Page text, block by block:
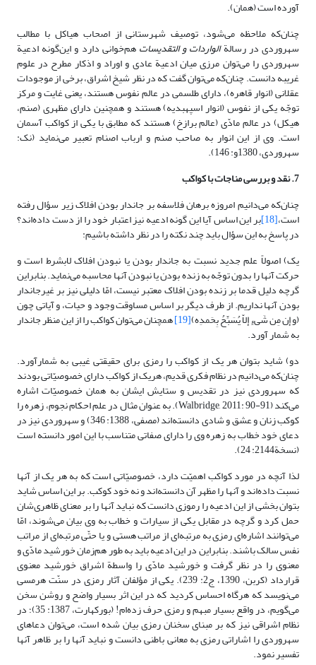
آورده است (همان).
چنان‌که ملاحظه می‌شود، توصیف شهرستانی از اصحاب هیاکل با مطالب
سهروردی در رسالةالواردات و التقدیساتهم‌خوانی دارد و این‌گونه ادعیة
سهروردی را می‌توان مرزی میان ادعیة عادی و اوراد و اذکار مطرح در علوم
غریبه دانست. چنان‌که می‌توان گفت که در نظر شیخ اشراق، برخی از موجودات
عقلانی (انوار قاهره)، دارای طلسمی در عالم نفوس هستند، یعنی غایت و مرکز
توجّه یکی از نفوس (انوار اسپهبدیه) هستند و همچنین دارای مظهری (صنم،
هیکل) در عالم مادّی (عالم برازخ) هستند که مطابق با یکی از کواکب آسمان
است. وی از این انوار به صاحب صنم و ارباب اصنام تعبیر می‌نماید (نک:
سهروردی، 1380و: 146).
7. نقد و بررسی مناجات با کواکب
چنان‌که می‌دانیم امروزه برهان فلاسفه بر جاندار بودن افلاک زیر سؤال رفته
است،[18] بر این اساس آیا این گونه ادعیه نیز اعتبار خود را از دست داده‌اند؟
در پاسخ به این سؤال باید چند نکته را در نظر داشته باشیم:
یک) اصولاً علم جدید نسبت به جاندار بودن یا نبودن افلاک لابشرط است و
حرکت آنها را بدون توجّه به زنده بودن یا نبودن آنها محاسبه می‌نماید. بنابراین
گرچه دلیل قدما بر زنده بودن افلاک معتبر نیست، امّا دلیلی نیز بر غیرجاندار
بودن آنها نداریم. از طرف دیگر بر اساس مساوقت وجود و حیات، و آیاتی چون
﴿و إن مِن شَیءٍ إلاّ یُسَبِّحُ بِحَمدِه﴾[19] همچنان می‌توان کواکب را از این منظر جاندار
به شمار آورد.
دو) شاید بتوان هر یک از کواکب را رمزی برای حقیقتی غیبی به شمارآورد.
چنان‌که می‌دانیم در نظام فکری قدیم، هریک از کواکب دارای خصوصیّاتی بودند
که سهروردی نیز در تقدیس و ستایش ایشان به همان خصوصیّات اشاره
می‌کند (Walbridge, 2011: 90-91). به عنوان مثال در علم احکام نجوم، زهره را
کوکب زنان و عشق و شادی دانسته‌اند (مصفی، 1388: 346) و سهروردی نیز در
دعای خود خطاب به زهره وی را دارای صفاتی متناسب با این امور دانسته است
(نسخة2144: 24).
لذا آنچه در مورد کواکب اهمیّت دارد، خصوصیّاتی است که به هر یک از آنها
نسبت داده‌اند و آنها را مظهر آن دانسته‌اند و نه خود کوکب. بر این اساس شاید
بتوان بخشی از این ادعیه را رموزی دانست که نباید آنها را بر معنای ظاهری‌شان
حمل کرد و گرچه در مقابل یکی از سیارات و خطاب به وی بیان می‌شوند، امّا
می‌توانند اشاره‌ای رمزی به مرتبه‌ای از مراتب هستی و یا حتّی مرتبه‌ای از مراتب
نفس سالک باشند. بنابراین در این ادعیه باید به طور هم‌زمان خورشید مادّی و
معنوی را در نظر گرفت و خورشید مادّی را واسطة اشراق خورشید معنوی
قرارداد (کربن، 1390، ج2: 239). یکی از مؤلفان آثار رمزی در سنّت هرمسی
می‌نویسد که هرگاه احساس کردید که در این اثر بسیار واضح و روشن سخن
می‌گویم، در واقع بسیار مبهم و رمزی حرف زده‌ام! (بورکهارت، 1387: 35)؛ در
نظام اشراقی نیز که بر مبنای سخنان رمزی بیان شده است، می‌توان دعاهای
سهروردی را اشاراتی رمزی به معانی باطنی دانست و نباید آنها را بر ظاهر آنها
تفسیر نمود.